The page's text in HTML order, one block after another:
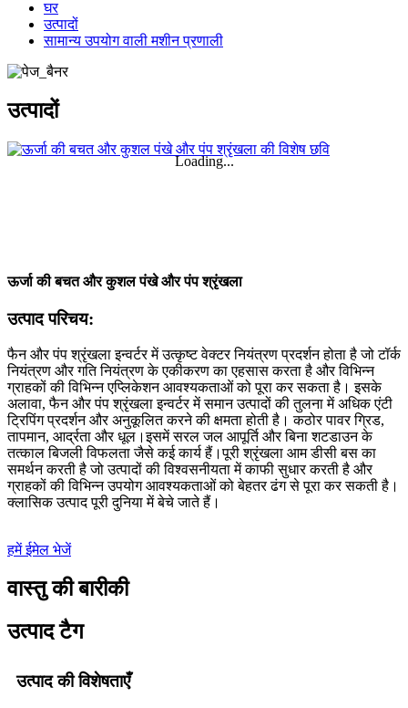
घर
उत्पादों
सामान्य उपयोग वाली मशीन प्रणाली
उत्पादों
Loading...
ऊर्जा की बचत और कुशल पंखे और पंप श्रृंखला
उत्पाद परिचय:
फैन और पंप श्रृंखला इन्वर्टर में उत्कृष्ट वेक्टर नियंत्रण प्रदर्शन होता है जो टॉर्क
नियंत्रण और गति नियंत्रण के एकीकरण का एहसास करता है और विभिन्न
ग्राहकों की विभिन्न एप्लिकेशन आवश्यकताओं को पूरा कर सकता है। इसके
अलावा, फैन और पंप श्रृंखला इन्वर्टर में समान उत्पादों की तुलना में अधिक एंटी
ट्रिपिंग प्रदर्शन और अनुकूलित करने की क्षमता होती है। कठोर पावर ग्रिड,
तापमान, आर्द्रता और धूल।इसमें सरल जल आपूर्ति और बिना शटडाउन के
तत्काल बिजली विफलता जैसे कई कार्य हैं।पूरी श्रृंखला आम डीसी बस का
समर्थन करती है जो उत्पादों की विश्वसनीयता में काफी सुधार करती है और
ग्राहकों की विभिन्न उपयोग आवश्यकताओं को बेहतर ढंग से पूरा कर सकती है।
क्लासिक उत्पाद पूरी दुनिया में बेचे जाते हैं।
हमें ईमेल भेजें
वास्तु की बारीकी
उत्पाद टैग
उत्पाद की विशेषताएँ